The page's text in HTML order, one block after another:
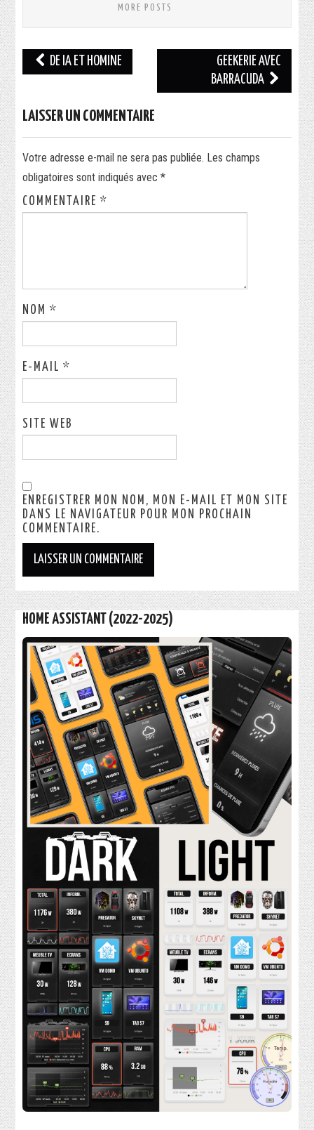
MORE POSTS
Navigation
DE IA ET HOMINE
GEEKERIE AVEC
BARRACUDA
LAISSER UN COMMENTAIRE
Votre adresse e-mail ne sera pas publiée. Les champs
obligatoires sont indiqués avec*
COMMENTAIRE*
NOM*
E-MAIL*
SITE WEB
ENREGISTRER MON NOM, MON E-MAIL ET MON SITE
DANS LE NAVIGATEUR POUR MON PROCHAIN
COMMENTAIRE.
HOME ASSISTANT (2022-2025)